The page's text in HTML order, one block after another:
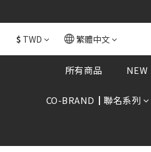
$ TWD 繁體中文
所有商品
CO-BRAND┃聯名系列